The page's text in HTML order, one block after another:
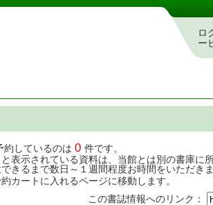
書検索・予約システム
ロ
ー
約しているのは 0 件です。
表示されている資料は、当館とは別の書庫に
きるまで数日～１週間程度お時間をいただきま
カートに入れるページに移動します。
この書誌情報へのリンク：